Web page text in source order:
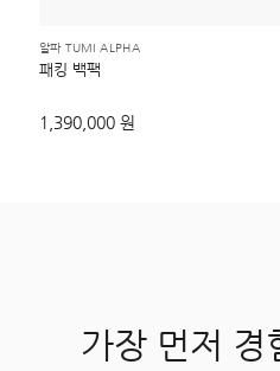
알파 TUMI ALPHA
패킹 백팩
1,390,000 원
가장 먼저 경